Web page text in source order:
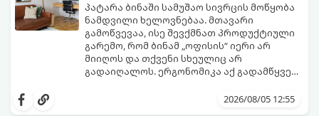
პატარა ბინაში სამუშაო სივრცის მოწყობა
ნამდვილი ხელოვნებაა. მთავარი
გამოწვევაა, ისე შევქმნათ პროდუქტიული
გარემო, რომ ბინამ „ოფისის“ იერი არ
მიიღოს და თქვენი სხეულიც არ
გადაიღალოს. ერგონომიკა აქ გადამწყვეტ
2026/08/05 12:55